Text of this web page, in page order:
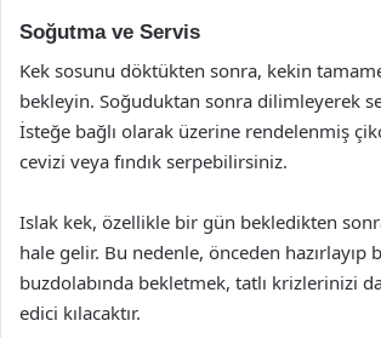
Soğutma ve Servis
Kek sosunu döktükten sonra, kekin
bekleyin. Soğuduktan sonra dilimleyerek
İsteğe bağlı olarak üzerine rendelenmiş
cevizi veya fındık serpebilirsiniz.
Islak kek, özellikle bir gün bekledikten
hale gelir. Bu nedenle, önceden hazırlayıp
buzdolabında bekletmek, tatlı krizlerinizi
edici kılacaktır.